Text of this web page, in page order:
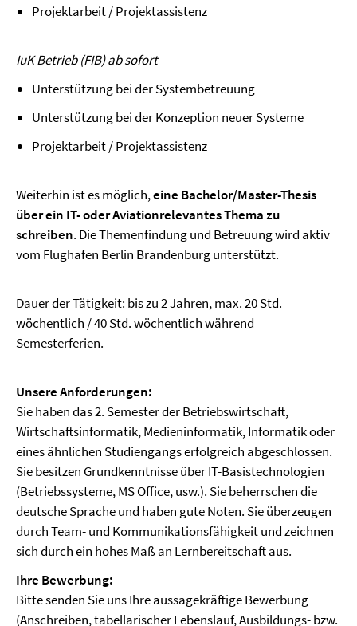
Projektarbeit / Projektassistenz
IuK Betrieb (FIB) ab sofort
Unterstützung bei der Systembetreuung
Unterstützung bei der Konzeption neuer Systeme
Projektarbeit / Projektassistenz
Weiterhin ist es möglich,eine Bachelor/Master-Thesis
über ein IT- oder Aviationrelevantes Thema zu
schreiben. Die Themenfindung und Betreuung wird aktiv
vom Flughafen Berlin Brandenburg unterstützt.
Dauer der Tätigkeit: bis zu 2 Jahren, max. 20 Std.
wöchentlich / 40 Std. wöchentlich während
Semesterferien.
Unsere Anforderungen:
Sie haben das 2. Semester der Betriebswirtschaft,
Wirtschaftsinformatik, Medieninformatik, Informatik oder
eines ähnlichen Studiengangs erfolgreich abgeschlossen.
Sie besitzen Grundkenntnisse über IT-Basistechnologien
(Betriebssysteme, MS Office, usw.). Sie beherrschen die
deutsche Sprache und haben gute Noten. Sie überzeugen
durch Team- und Kommunikationsfähigkeit und zeichnen
sich durch ein hohes Maß an Lernbereitschaft aus.
Ihre Bewerbung:
Bitte senden Sie uns Ihre aussagekräftige Bewerbung
(Anschreiben, tabellarischer Lebenslauf, Ausbildungs- bzw.